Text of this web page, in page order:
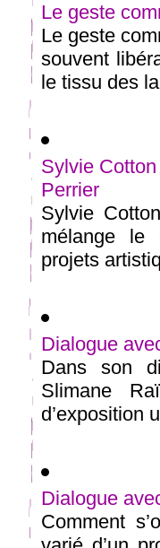
Le geste
Le geste
souvent
le tissu des
Sylvie
Perrier
Sylvie
mélange le
projets
Dialogue
Dans son
Slimane
d’exposition
Dialogue
Comment